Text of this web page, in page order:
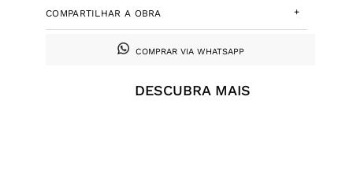
COMPARTILHAR A OBRA +
COMPRAR VIA WHATSAPP
DESCUBRA MAIS